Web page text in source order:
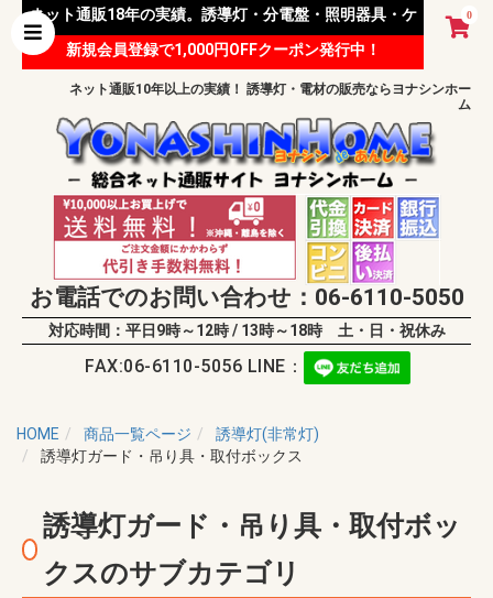
0
ネット通販18年の実績。誘導灯・分電盤・照明器具・ケ
ーブル等 様々な資材を取り扱っています。
新規会員登録で1,000円OFFクーポン発行中！
ネット通販10年以上の実績！ 誘導灯・電材の販売ならヨナシンホー
ム
お電話でのお問い合わせ：06-6110-5050
対応時間：平日9時～12時 / 13時～18時 土・日・祝休み
FAX:06-6110-5056 LINE：
HOME 商品一覧ページ
誘導灯(非常灯)
誘導灯ガード・吊り具・取付ボックス
誘導灯ガード・吊り具・取付ボッ
クスのサブカテゴリ